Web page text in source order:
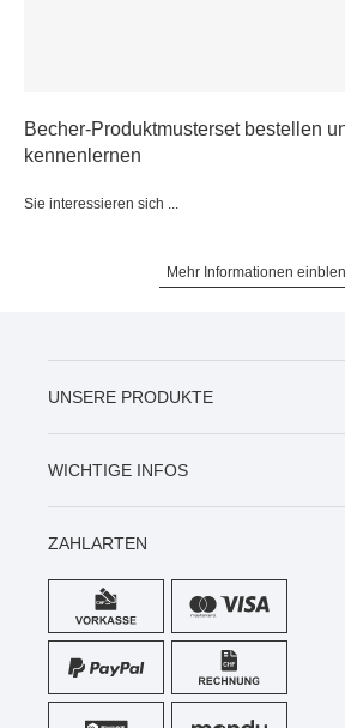
Becher-Produktmusterset bestellen
kennenlernen
Sie interessieren sich ...
Mehr Informationen
UNSERE PRODUKTE
WICHTIGE INFOS
ZAHLARTEN